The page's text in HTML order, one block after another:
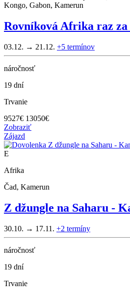
Kongo, Gabon, Kamerun
Rovníková Afrika raz
03.12. → 21.12. +5 termínov
náročnosť
19 dní
Trvanie
9527€ 13050€
Zobraziť
Zájazd
E
Afrika
Čad, Kamerun
Z džungle na Saharu -
30.10. → 17.11. +2 termíny
náročnosť
19 dní
Trvanie